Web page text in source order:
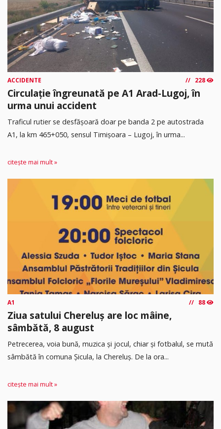
ACCIDENTE 228
Circulație îngreunată pe A1 Arad-Lugoj, în
urma unui accident
Traficul rutier se desfășoară doar pe banda 2 pe autostrada
A1, la km 465+050, sensul Timişoara – Lugoj, în urma...
citește mai mult »
A1 88
Ziua satului Chereluș are loc mâine,
sâmbătă, 8 august
Petrecerea, voia bună, muzica și jocul, chiar și fotbalul, se mută
sâmbătă în comuna Șicula, la Chereluș. De la ora...
citește mai mult »